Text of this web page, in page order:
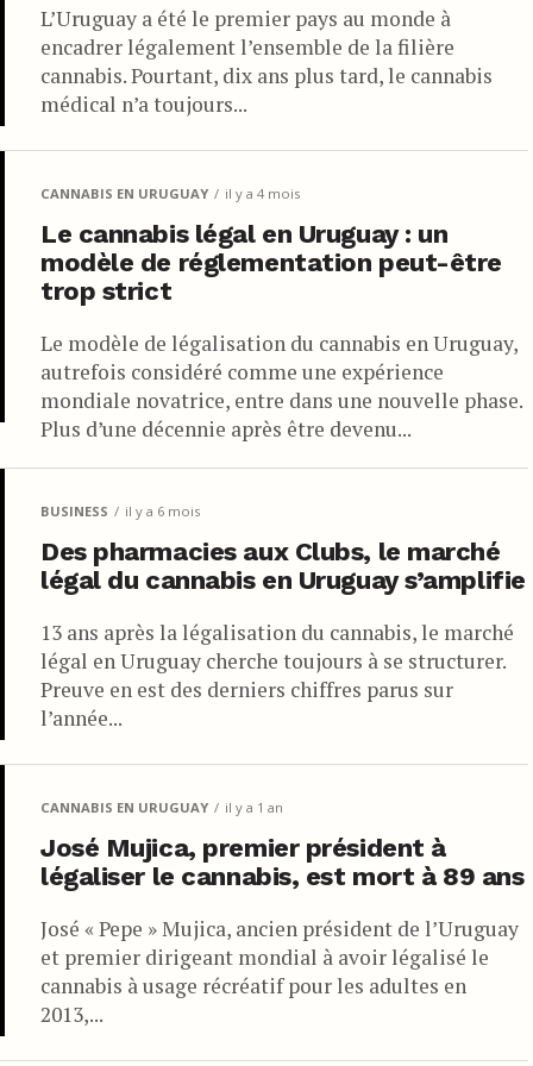
cannabis en Urugay ?
est disponible pour les citoyens uruguayens et les résidents
à la vente pour les touristes. Le cannabis ne peut être
ou de promotion.
la marijuana et ne choisir qu’une seule des trois formes légales
de vendre du cannabis et la plupart ont choisi de ne pas
dans les pharmacies qui proposent de la marijuana.
en Uruguay ?
uruguayen est autorisé à cultiver jusqu’à six plantes chez lui.
onces) de marijuana par an.
15 et 45 membres, et cultivent un nombre de plants proportionnel
teneur maximale en THC de 9 %.
à être autorisés par l’État à produire et à vendre du cannabis.
demandes aux producteurs pour cultiver de la marijuana à des
de 2 000 kilogrammes, ou 4 400 livres, de fleurs séchées.
verra attribuer environ 3 hectares de terres appartenant au
L’Uruguay a été le premier pays au monde à
encadrer légalement l’ensemble de la filière
cannabis. Pourtant, dix ans plus tard, le cannabis
médical n’a toujours...
CANNABIS EN URUGUAY il y a 4 mois
Le cannabis légal en Uruguay : un
modèle de réglementation peut-être
trop strict
Le modèle de légalisation du cannabis en Uruguay,
autrefois considéré comme une expérience
mondiale novatrice, entre dans une nouvelle phase.
Plus d’une décennie après être devenu...
BUSINESS il y a 6 mois
Des pharmacies aux Clubs, le marché
légal du cannabis en Uruguay s’amplifie
13 ans après la légalisation du cannabis, le marché
légal en Uruguay cherche toujours à se structurer.
Preuve en est des derniers chiffres parus sur
l’année...
CANNABIS EN URUGUAY il y a 1 an
José Mujica, premier président à
légaliser le cannabis, est mort à 89 ans
José « Pepe » Mujica, ancien président de l’Uruguay
et premier dirigeant mondial à avoir légalisé le
cannabis à usage récréatif pour les adultes en
2013,...